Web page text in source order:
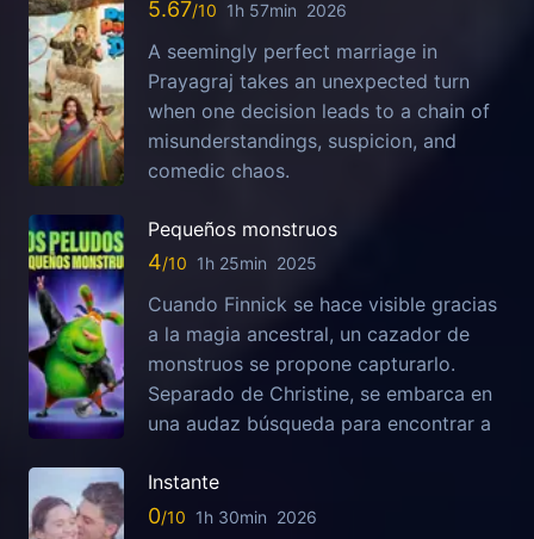
5.67 1h 57min 2026
A seemingly perfect marriage in
Prayagraj takes an unexpected turn
when one decision leads to a chain of
misunderstandings, suspicion, and
comedic chaos.
Pequeños monstruos
4 1h 25min 2025
Cuando Finnick se hace visible gracias
a la magia ancestral, un cazador de
monstruos se propone capturarlo.
Separado de Christine, se embarca en
una audaz búsqueda para encontrar a
Instante
0 1h 30min 2026